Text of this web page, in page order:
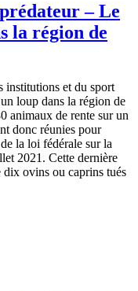
– Le
la région de
institutions et du sport
loup dans la région de
animaux de rente sur un
donc réunies pour
la loi fédérale sur la
2021. Cette dernière
ovins ou caprins tués